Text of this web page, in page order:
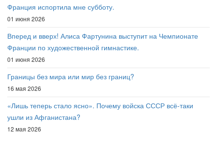
Франция испортила мне субботу.
01 июня 2026
Вперед и вверх! Алиса Фартунина выступит на Чемпионате
Франции по художественной гимнастике.
01 июня 2026
Границы без мира или мир без границ?
16 мая 2026
«Лишь теперь стало ясно». Почему войска СССР всё-таки
ушли из Афганистана?
12 мая 2026